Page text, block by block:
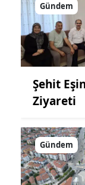
Gündem
Şehit
Ziyareti
Gündem